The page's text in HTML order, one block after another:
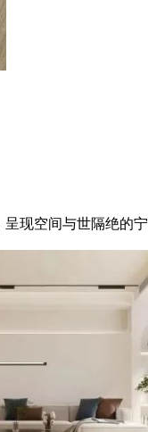
呈现空间与世隔绝的